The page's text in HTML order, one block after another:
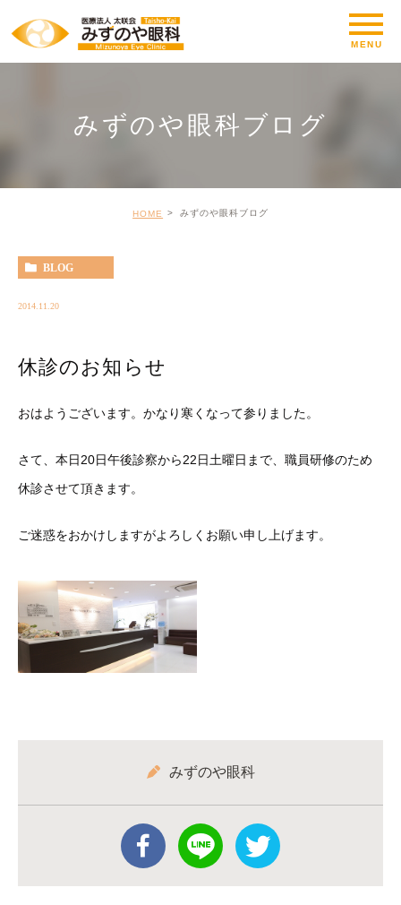
みずのや眼科ブログ
HOME みずのや眼科ブログ
BLOG
2014.11.20
休診のお知らせ
おはようございます。かなり寒くなって参りました。
さて、本日20日午後診察から22日土曜日まで、職員研修のため
休診させて頂きます。
ご迷惑をおかけしますがよろしくお願い申し上げます。
みずのや眼科